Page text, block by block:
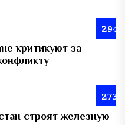
294
критикуют за
273
строят железную